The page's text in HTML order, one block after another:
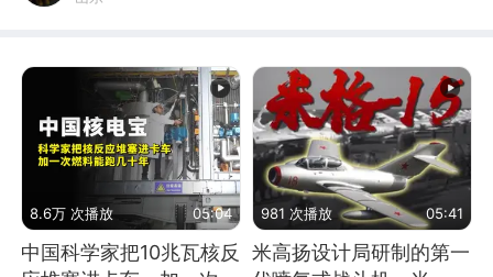
8.6万 次播放 05:04
中国科学家把10兆瓦核反
981 次播放 05:41
米高扬设计局研制的第一